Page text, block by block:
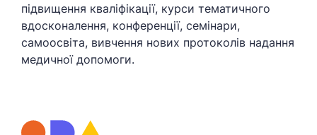
підвищення кваліфікації, курси тематичного
вдосконалення, конференції, семінари,
самоосвіта, вивчення нових протоколів надання
медичної допомоги.